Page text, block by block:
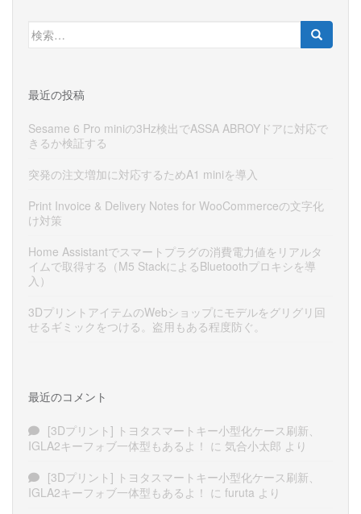
検
索:
最近の投稿
Sesame 6 Pro miniの3Hz検出でASSA ABROYドアに対応で
きるか検証する
突発の注文増加に対応するためA1 miniを導入
Print Invoice & Delivery Notes for WooCommerceの文字化
け対策
Home Assistantでスマートプラグの消費電力値をリアルタ
イムで取得する（M5 StackによるBluetoothプロキシを導
入）
3DプリントアイテムのWebショップにモデルをグリグリ回
せるギミックをつける。盗用もある程度防ぐ。
最近のコメント
[3Dプリント] トヨタスマートキー小型化ケース刷新、
IGLA2キーフォブ一体型もあるよ！ に 気合小太郎 より
[3Dプリント] トヨタスマートキー小型化ケース刷新、
IGLA2キーフォブ一体型もあるよ！ に furuta より